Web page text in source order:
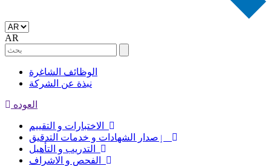
AR
الوظائف الشاغرة
نبذة عن الشركة
العوده